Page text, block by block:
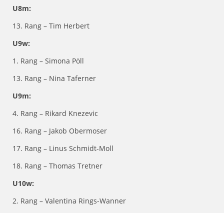
U8m:
13. Rang – Tim Herbert
U9w:
1. Rang – Simona Pöll
13. Rang – Nina Taferner
U9m:
4. Rang – Rikard Knezevic
16. Rang – Jakob Obermoser
17. Rang – Linus Schmidt-Moll
18. Rang – Thomas Tretner
U10w:
2. Rang – Valentina Rings-Wanner